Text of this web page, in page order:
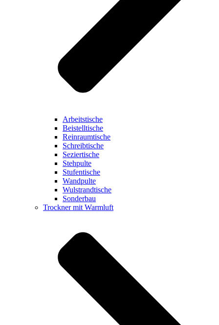
Arbeitstische
Beistelltische
Reinraumtische
Schreibtische
Seziertische
Stehpulte
Stufentische
Wandpulte
Wulstrandtische
Sonderbau
Trockner mit Warmluft